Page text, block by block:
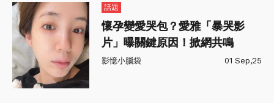
話題
懷孕變愛哭包？愛雅「暴哭影
片」曝關鍵原因！掀網共鳴
影憶小腦袋 01 Sep,25